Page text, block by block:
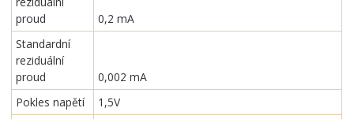
proud
0,2 mA
Standardní
reziduální
proud
0,002 mA
Pokles napětí
1,5V